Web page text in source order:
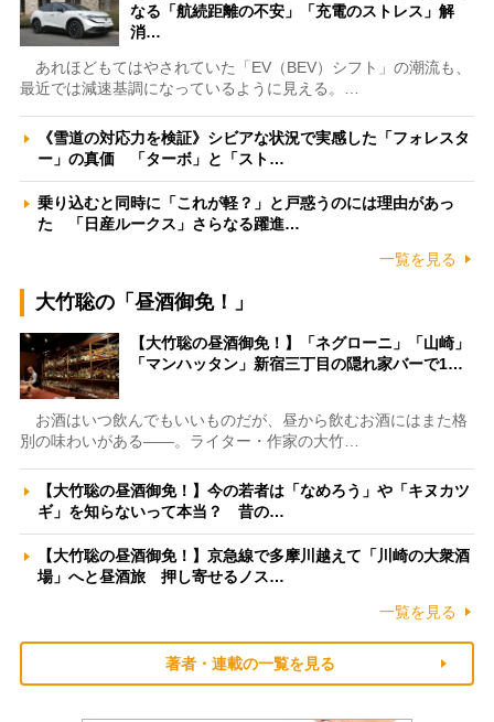
なる「航続距離の不安」「充電のストレス」解
消…
あれほどもてはやされていた「EV（BEV）シフト」の潮流も、
最近では減速基調になっているように見える。…
《雪道の対応力を検証》シビアな状況で実感した「フォレスタ
ー」の真価 「ターボ」と「スト…
乗り込むと同時に「これが軽？」と戸惑うのには理由があっ
た 「日産ルークス」さらなる躍進…
一覧を見る
大竹聡の「昼酒御免！」
【大竹聡の昼酒御免！】「ネグローニ」「山崎」
「マンハッタン」新宿三丁目の隠れ家バーで1…
お酒はいつ飲んでもいいものだが、昼から飲むお酒にはまた格
別の味わいがある――。ライター・作家の大竹…
【大竹聡の昼酒御免！】今の若者は「なめろう」や「キヌカツ
ギ」を知らないって本当？ 昔の…
【大竹聡の昼酒御免！】京急線で多摩川越えて「川崎の大衆酒
場」へと昼酒旅 押し寄せるノス…
一覧を見る
著者・連載の一覧を見る